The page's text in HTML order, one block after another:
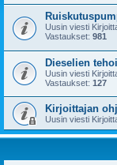
Uusin viesti
Vastaukset: 981
Dieselien
Uusin viesti
Vastaukset: 127
Kirjoittajan
Uusin viesti